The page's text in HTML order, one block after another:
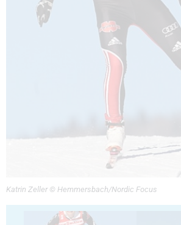
Katrin Zeller © Hemmersbach/Nordic Focus